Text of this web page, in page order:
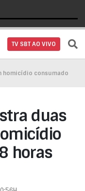
TV SBT AO VIVO
homicídio consumado
duas
horas